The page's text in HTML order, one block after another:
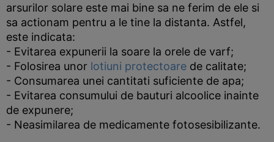
arsurilor solare este mai bine sa ne ferim de ele si
sa actionam pentru a le tine la distanta. Astfel,
este indicata:
- Evitarea expunerii la soare la orele de varf;
- Folosirea unor lotiuni protectoare de calitate;
- Consumarea unei cantitati suficiente de apa;
- Evitarea consumului de bauturi alcoolice inainte
de expunere;
- Neasimilarea de medicamente fotosesibilizante.